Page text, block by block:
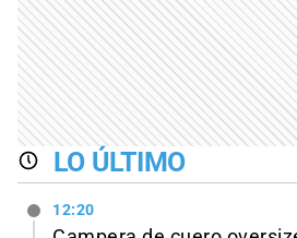
LO ÚLTIMO
12:20